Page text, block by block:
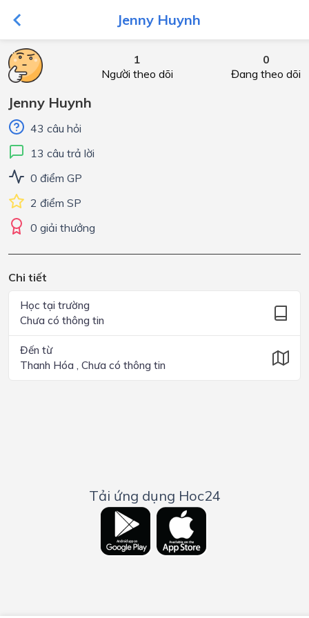
Jenny Huynh
1
Người theo dõi
0
Đang theo dõi
Jenny Huynh
43 câu hỏi
13 câu trả lời
0 điểm GP
2 điểm SP
0 giải thưởng
Chi tiết
Học tại trường
Chưa có thông tin
Đến từ
Thanh Hóa , Chưa có thông tin
Tải ứng dụng Hoc24